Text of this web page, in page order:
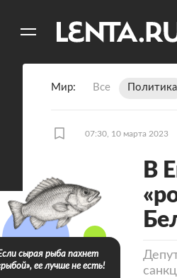
Мир Все Политика
07:30, 10 марта 2023
В
сырая рыба пахнет
ее лучше не есть!